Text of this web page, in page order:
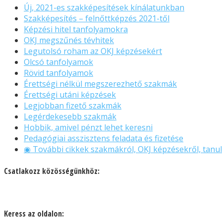
Új, 2021-es szakképesítések kínálatunkban
Szakképesítés – felnőttképzés 2021-től
Képzési hitel tanfolyamokra
OKJ megszűnés tévhitek
Legutolsó roham az OKJ képzésekért
Olcsó tanfolyamok
Rövid tanfolyamok
Érettségi nélkül megszerezhető szakmák
Érettségi utáni képzések
Legjobban fizető szakmák
Legérdekesebb szakmák
Hobbik, amivel pénzt lehet keresni
Pedagógiai asszisztens feladata és fizetése
◉ További cikkek szakmákról, OKJ képzésekről,
Csatlakozz közösségünkhöz:
Keress az oldalon: